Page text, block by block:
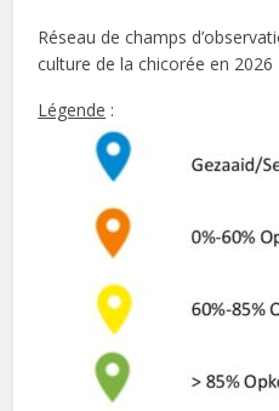
Réseau de champs
culture de la chicorée en 2026
Légende :